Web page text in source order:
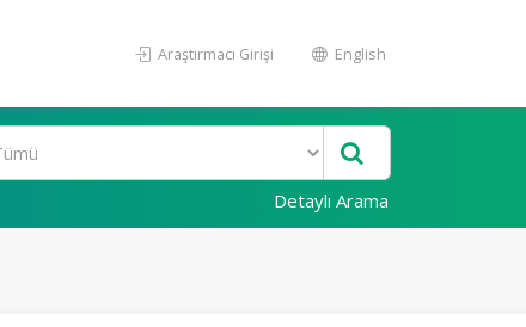
Araştırmacı Girişi English
Detaylı Arama